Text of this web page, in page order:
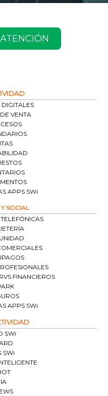
DIGITALES
VENTA
APPS SWi
SOCIAL
FINANCIEROS
APPS SWi
SWi
SWi